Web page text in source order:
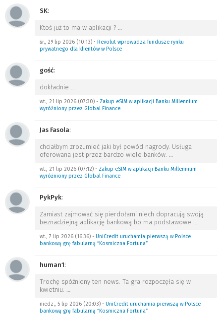
SK:
Ktoś już to ma w aplikacji ? …
śr., 29 lip 2026 (10:13) • Revolut wprowadza fundusze rynku
prywatnego dla klientów w Polsce
gość:
dokładnie …
wt., 21 lip 2026 (07:30) • Zakup eSIM w aplikacji Banku Millennium
wyróżniony przez Global Finance
Jas Fasola:
chciałbym zrozumieć jaki był powód nagrody. Usługa
oferowana jest przez bardzo wiele banków. …
wt., 21 lip 2026 (07:12) • Zakup eSIM w aplikacji Banku Millennium
wyróżniony przez Global Finance
PykPyk:
Zamiast zajmować się pierdołami niech dopracują swoją
beznadziejną aplikację bankową bo ma podstawowe …
wt., 7 lip 2026 (16:36) • UniCredit uruchamia pierwszą w Polsce
bankową grę fabularną “Kosmiczna Fortuna”
human1:
Trochę spóźniony ten news. Ta gra rozpoczęła się w
kwietniu. …
niedz., 5 lip 2026 (20:03) • UniCredit uruchamia pierwszą w Polsce
bankową grę fabularną “Kosmiczna Fortuna”